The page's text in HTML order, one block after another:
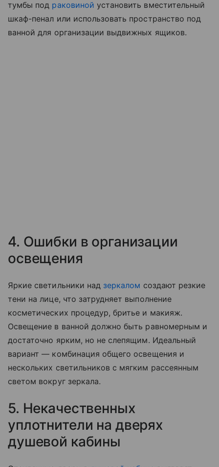
тумбы под раковиной установить вместительный
шкаф-пенал или использовать пространство под
ванной для организации выдвижных ящиков.
4. Ошибки в организации
освещения
Яркие светильники над зеркалом создают резкие
тени на лице, что затрудняет выполнение
косметических процедур, бритье и макияж.
Освещение в ванной должно быть равномерным и
достаточно ярким, но не слепящим. Идеальный
вариант — комбинация общего освещения и
нескольких светильников с мягким рассеянным
светом вокруг зеркала.
5. Некачественных
уплотнители на дверях
душевой кабины